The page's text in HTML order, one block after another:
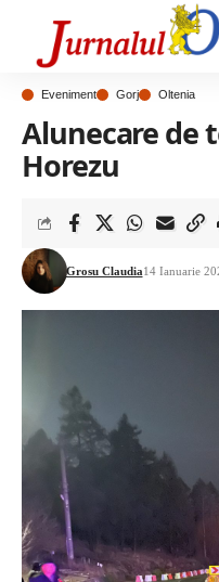
Eveniment Gorj Oltenia
Alunecare de
Horezu
Grosu Claudia14 Ianuarie